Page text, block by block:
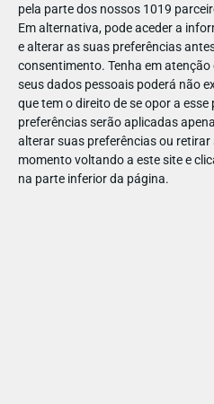
pela parte dos nossos 1019
Em alternativa, pode aceder a
e alterar as suas preferências
consentimento. Tenha em
seus dados pessoais poderá não
que tem o direito de se opor a
preferências serão aplicadas
alterar suas preferências ou
momento voltando a este site e
na parte inferior da página.
PAIS CAUSAS
RARÍSSIMAS -
AJUDA